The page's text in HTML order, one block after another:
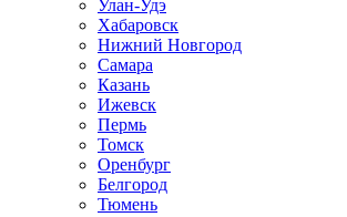
Улан-Удэ
Хабаровск
Нижний Новгород
Самара
Казань
Ижевск
Пермь
Томск
Оренбург
Белгород
Тюмень